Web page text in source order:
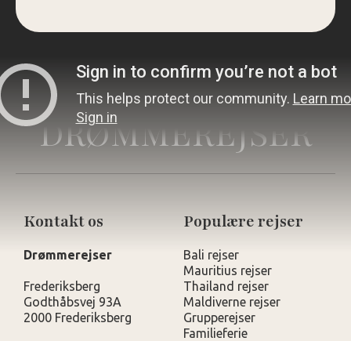
DRØMMEREJSER
Kontakt os
Drømmerejser
Frederiksberg
Godthåbsvej 93A
2000 Frederiksberg
Populære rejser
Bali rejser
Mauritius rejser
Thailand rejser
Maldiverne rejser
Grupperejser
Familieferie